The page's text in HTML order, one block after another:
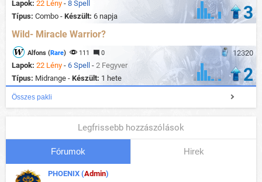
Lapok: 22 Lény - 8 Spell
Típus: Combo - Készült: 6 napja 3
Wild- Miracle Warrior?
12320
Alfons (Rare) 111 0
Lapok: 22 Lény - 6 Spell - 2 Fegyver
Típus: Midrange - Készült: 1 hete 2
Összes pakli
Legfrissebb hozzászólások
Fórumok Hirek
PHOENIX (Admin)